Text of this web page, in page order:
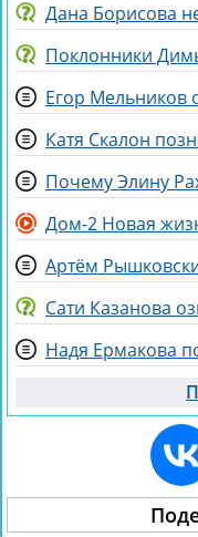
Дом-2 Новая
Сати Казанова
Надя Ермакова